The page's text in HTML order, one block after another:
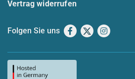
Vertrag widerrufen
Folgen Sie uns Facebook
X